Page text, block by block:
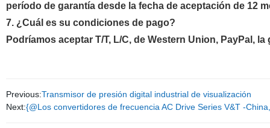
período de garantía desde la fecha de aceptación de 12
7. ¿Cuál es su condiciones de pago?
Podríamos aceptar T/T, L/C, de Western Union, PayPal,
Previous:Transmisor de presión digital industrial de visualización
Next:{@Los convertidores de frecuencia AC Drive Series V&T -